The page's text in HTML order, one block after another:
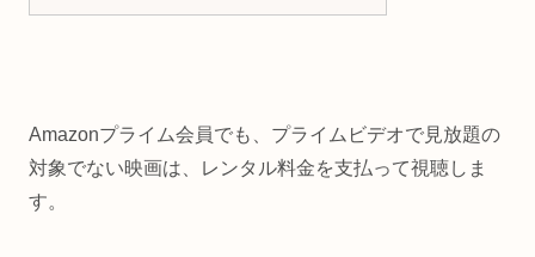
Amazonプライム会員でも、プライムビデオで見放題の
対象でない映画は、レンタル料金を支払って視聴しま
す。